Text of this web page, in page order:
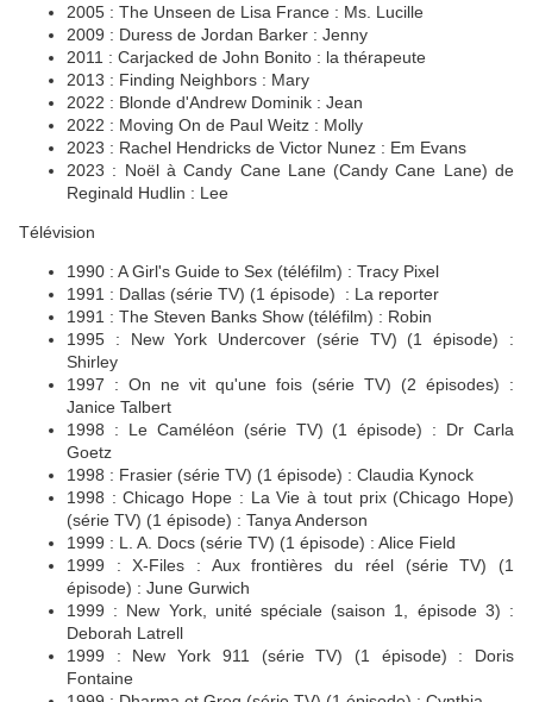
2005 : The Unseen de Lisa France : Ms. Lucille
2009 : Duress de Jordan Barker : Jenny
2011 : Carjacked de John Bonito : la thérapeute
2013 : Finding Neighbors : Mary
2022 : Blonde d'Andrew Dominik : Jean
2022 : Moving On de Paul Weitz : Molly
2023 : Rachel Hendricks de Victor Nunez : Em Evans
2023 : Noël à Candy Cane Lane (Candy Cane Lane) de
Reginald Hudlin : Lee
Télévision
1990 : A Girl's Guide to Sex (téléfilm) : Tracy Pixel
1991 : Dallas (série TV) (1 épisode) : La reporter
1991 : The Steven Banks Show (téléfilm) : Robin
1995 : New York Undercover (série TV) (1 épisode) :
Shirley
1997 : On ne vit qu'une fois (série TV) (2 épisodes) :
Janice Talbert
1998 : Le Caméléon (série TV) (1 épisode) : Dr Carla
Goetz
1998 : Frasier (série TV) (1 épisode) : Claudia Kynock
1998 : Chicago Hope : La Vie à tout prix (Chicago Hope)
(série TV) (1 épisode) : Tanya Anderson
1999 : L. A. Docs (série TV) (1 épisode) : Alice Field
1999 : X-Files : Aux frontières du réel (série TV) (1
épisode) : June Gurwich
1999 : New York, unité spéciale (saison 1, épisode 3) :
Deborah Latrell
1999 : New York 911 (série TV) (1 épisode) : Doris
Fontaine